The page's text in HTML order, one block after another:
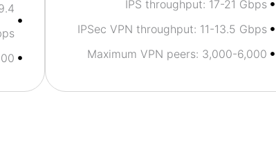
IPS throughput: 17-21 Gbps
IPSec VPN throughput: 11-13.5 Gbps
Maximum VPN peers: 3,000-6,000